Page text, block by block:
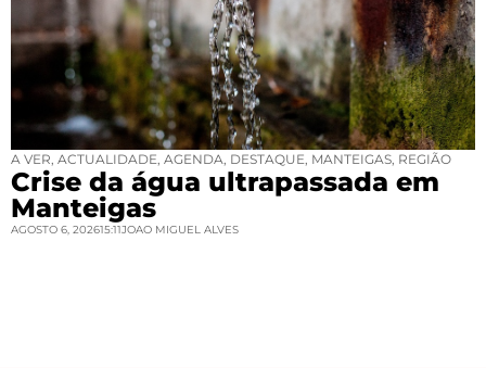
A VER ACTUALIDADE AGENDA DESTAQUE MANTEIGAS REGIÃO
Crise da água ultrapassada em
Manteigas
AGOSTO 6, 202615:11JOAO MIGUEL ALVES